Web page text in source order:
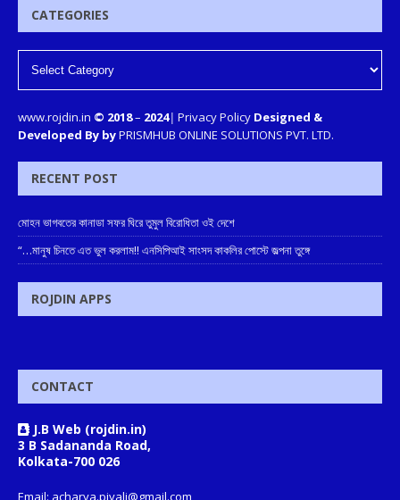
CATEGORIES
www.rojdin.in © 2018– 2024| Privacy Policy Designed &
Developed By byPRISMHUB ONLINE SOLUTIONS PVT. LTD.
RECENT POST
মোহন ভাগবতের কানাডা সফর ঘিরে তুমুল বিরোধিতা ওই দেশে
“…মানুষ চিনতে এত ভুল করলাম!! এনসিপিআই সাংসদ কাকলির পোস্টে জল্পনা তুঙ্গে
ROJDIN APPS
CONTACT
J.B Web (rojdin.in)
3 B Sadananda Road,
Kolkata-700 026
Email: acharya.piyali@gmail.com